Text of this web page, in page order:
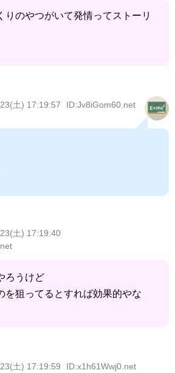
りのやつがいて発情ってストーリ
土) 17:19:57 ID:Jv8iGom60.net
土) 17:19:40
ろうけど
を狙ってるとすれば効果的やな
土) 17:19:59 ID:x1h61Wwj0.net